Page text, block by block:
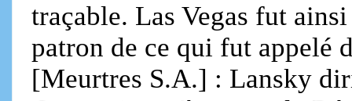
traçable. Las Vegas fut
patron de ce qui fut appelé
[Meurtres S.A.] : Lansky